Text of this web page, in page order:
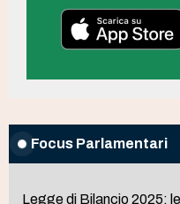
Focus Parlamentari
Legge di Bilancio 2025: